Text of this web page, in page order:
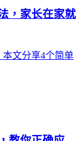
，家长在家就
文分享4个简单